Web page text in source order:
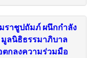
ราชูปถัมภ์ ผนึกกำลัง
ลนิธิธรรมาภิบาล
กลงความร่วมมือ